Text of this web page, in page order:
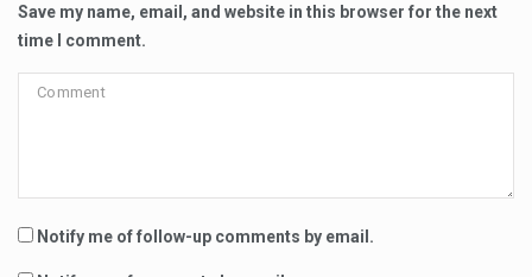
Save my name, email, and website in this browser for the next
time I comment.
Notify me of follow-up comments by email.